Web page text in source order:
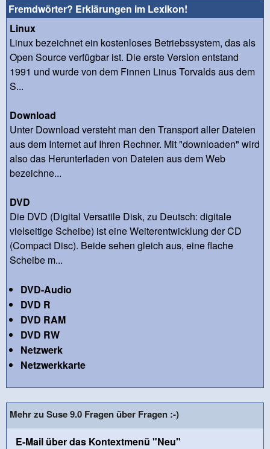
Fremdwörter? Erklärungen im Lexikon!
Linux
Linux bezeichnet ein kostenloses Betriebssystem, das als
Open Source verfügbar ist. Die erste Version entstand
1991 und wurde von dem Finnen Linus Torvalds aus dem
S...
Download
Unter Download versteht man den Transport aller Dateien
aus dem Internet auf Ihren Rechner. Mit "downloaden" wird
also das Herunterladen von Dateien aus dem Web
bezeichne...
DVD
Die DVD (Digital Versatile Disk, zu Deutsch: digitale
vielseitige Scheibe) ist eine Weiterentwicklung der CD
(Compact Disc). Beide sehen gleich aus, eine flache
Scheibe m...
DVD-Audio
DVD R
DVD RAM
DVD RW
Netzwerk
Netzwerkkarte
Mehr zu Suse 9.0 Fragen über Fragen :-)
E-Mail über das Kontextmenü "Neu"